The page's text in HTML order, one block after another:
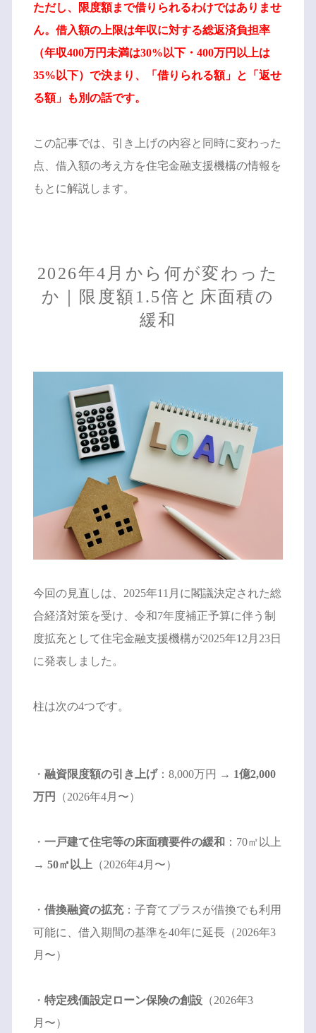
ただし、限度額まで借りられるわけではありませ
ん。借入額の上限は年収に対する総返済負担率
（年収400万円未満は30%以下・400万円以上は
35%以下）で決まり、「借りられる額」と「返せ
る額」も別の話です。
この記事では、引き上げの内容と同時に変わった
点、借入額の考え方を住宅金融支援機構の情報を
もとに解説します。
2026年4月から何が変わった
か｜限度額1.5倍と床面積の
緩和
今回の見直しは、2025年11月に閣議決定された総
合経済対策を受け、令和7年度補正予算に伴う制
度拡充として住宅金融支援機構が2025年12月23日
に発表しました。
柱は次の4つです。
・ 融資限度額の引き上げ：8,000万円 → 1億2,000
万円
（2026年4月〜）
・ 一戸建て住宅等の床面積要件の緩和 ：70㎡以上
→ 50㎡以上 （2026年4月〜）
・ 借換融資の拡充：子育てプラスが借換でも利用
可能に、借入期間の基準を40年に延長（2026年3
月〜）
・ 特定残価設定ローン保険の創設（2026年3
月〜）